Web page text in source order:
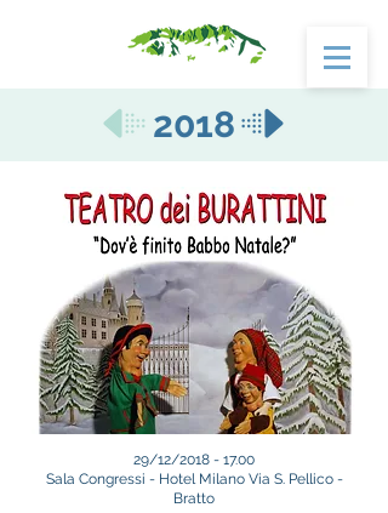
2018
29/12/2018 - 17.00
Sala Congressi - Hotel Milano Via S. Pellico -
Bratto